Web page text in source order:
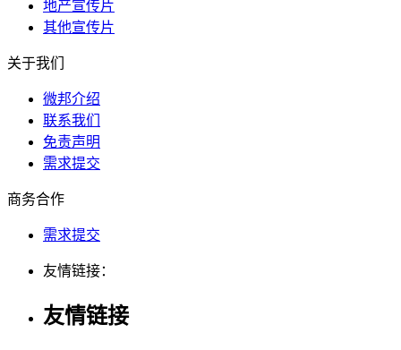
地产宣传片
其他宣传片
关于我们
微邦介绍
联系我们
免责声明
需求提交
商务合作
需求提交
友情链接：
友情链接